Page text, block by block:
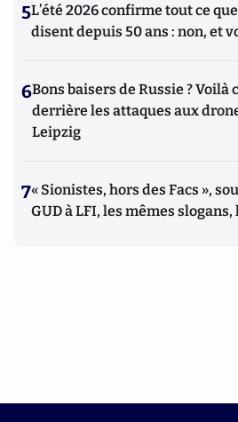
5L’été 2026 confirme tout ce
disent depuis 50 ans : non, et
6Bons baisers de Russie ? Voilà
derrière les attaques aux
Leipzig
7« Sionistes, hors des Facs »,
GUD à LFI, les mêmes